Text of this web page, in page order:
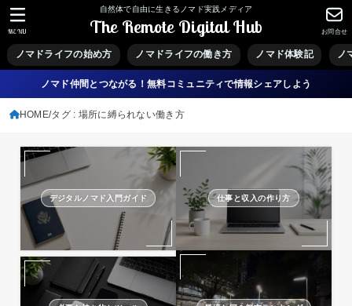
自然体で自由に生きるノマド実践メディア
The Remote Digital Hub
ノマドライフの始め方 ノマドライフの働き方 ノマド体験記 ノ
お問合せ
MENU
ノマド仲間とつながる！無料コミュニティで情報シェアしよう
HOME タグ : 場所に縛られない働き方
デジタルノマド入門ガイド 仕事と収入の作り方